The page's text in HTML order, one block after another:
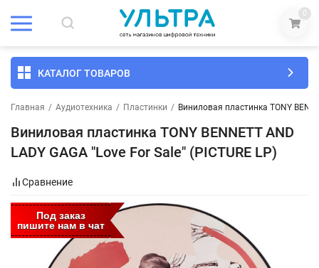
0
КАТАЛОГ ТОВАРОВ
Главная / Аудиотехника / Пластинки / Виниловая пластинка TONY
Виниловая пластинка TONY BENNETT AND
LADY GAGA "Love For Sale" (PICTURE LP)
Сравнение
Под заказ
пишите нам в чат